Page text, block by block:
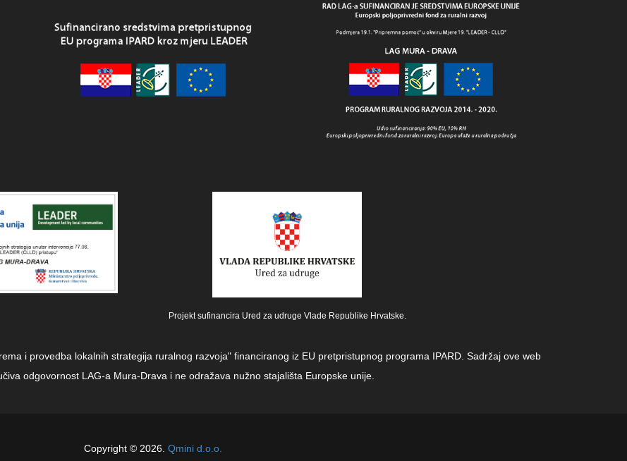
Projekt sufinancira Ured za udruge Vlade Republike Hrvatske.
i provedba lokalnih strategija ruralnog razvoja" financiranog iz EU pretpristupnog programa IPARD. Sadržaj ove web
odgovornost LAG-a Mura-Drava i ne odražava nužno stajališta Europske unije.
Copyright © 2026. Qmini d.o.o.